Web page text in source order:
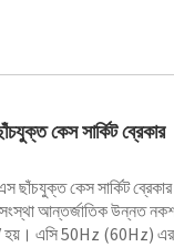
কেস সার্কিট ব্রেকার
কেস সার্কিট
আন্তর্জাতিক উন্নত
হয়। এসি 50Hz (60Hz)